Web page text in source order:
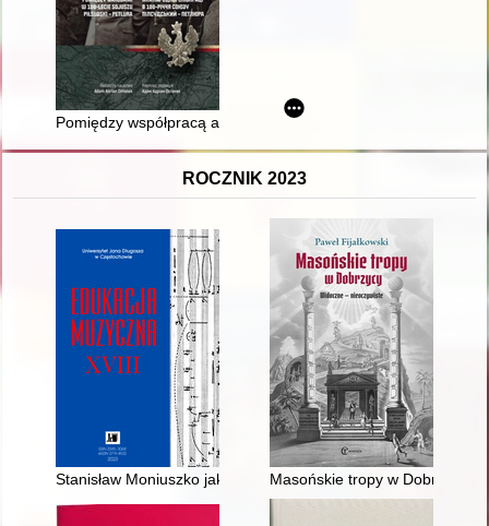
Pomiędzy współpracą a życiem obok : gospodarcze
ROCZNIK 2023
Stanisław Moniuszko jako pedagogMasońskie tropy w Dobrzycy :